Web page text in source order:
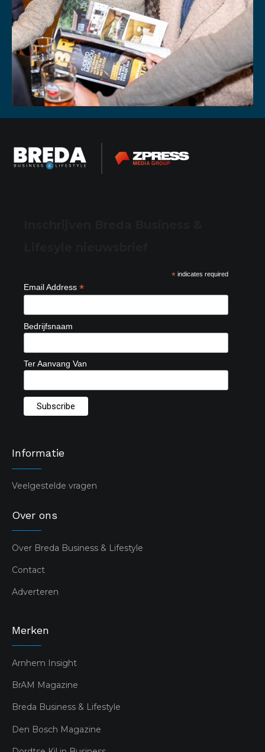
*indicates required
Email Address *
Bedrijfsnaam
Ter Aanvang Van
Informatie
Veelgestelde vragen
Over ons
Over Breda Business & Lifestyle
Contact
Adverteren
Merken
Arnhem Insight
BrAM Magazine
Breda Business & Lifestyle
Den Bosch Magazine